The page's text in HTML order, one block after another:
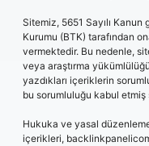
Sitemiz, 5651 Sayılı
Kurumu (BTK) tarafından
vermektedir. Bu nedenle,
veya araştırma
yazdıkları içeriklerin
bu sorumluluğu kabul etmiş
Hukuka ve yasal
içerikleri,